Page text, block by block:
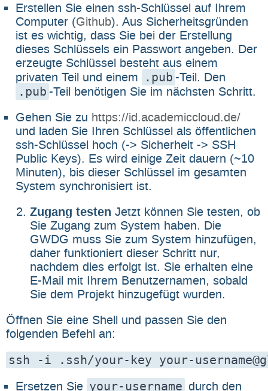
Erstellen Sie einen ssh-Schlüssel auf Ihrem
Computer (Github). Aus Sicherheitsgründen
ist es wichtig, dass Sie bei der Erstellung
dieses Schlüssels ein Passwort angeben. Der
erzeugte Schlüssel besteht aus einem
privaten Teil und einem
.pub -Teil. Den
.pub -Teil benötigen Sie im nächsten Schritt.
Gehen Sie zu https://id.academiccloud.de/
und laden Sie Ihren Schlüssel als öffentlichen
ssh-Schlüssel hoch (-> Sicherheit -> SSH
Public Keys). Es wird einige Zeit dauern (~10
Minuten), bis dieser Schlüssel im gesamten
System synchronisiert ist.
Zugang testen Jetzt können Sie testen, ob
Sie Zugang zum System haben. Die
GWDG muss Sie zum System hinzufügen,
daher funktioniert dieser Schritt nur,
nachdem dies erfolgt ist. Sie erhalten eine
E-Mail mit Ihrem Benutzernamen, sobald
Sie dem Projekt hinzugefügt wurden.
Öffnen Sie eine Shell und passen Sie den
folgenden Befehl an:
Ersetzen Sie your-username durch den